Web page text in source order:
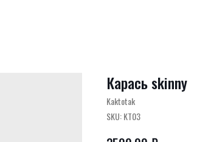
Карась skinny
Kaktotak
SKU:KT03